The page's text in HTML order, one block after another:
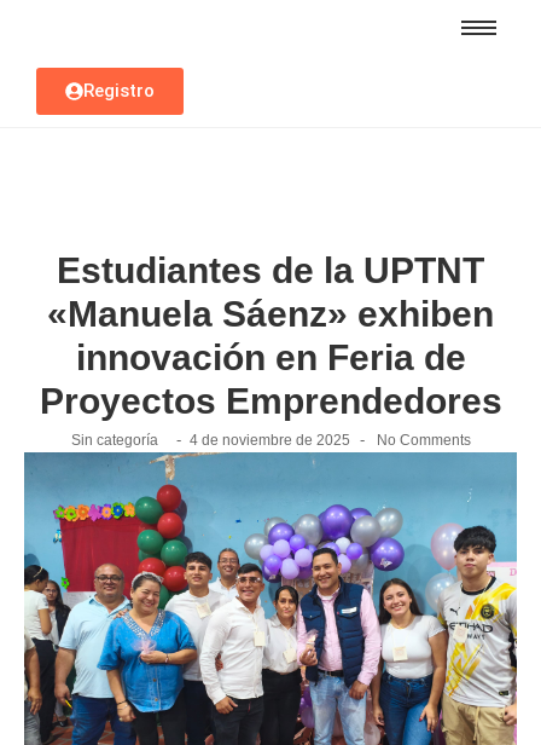
Registro
Estudiantes de la UPTNT
«Manuela Sáenz» exhiben
innovación en Feria de
Proyectos Emprendedores
Sin categoría - 4 de noviembre de 2025 - No Comments